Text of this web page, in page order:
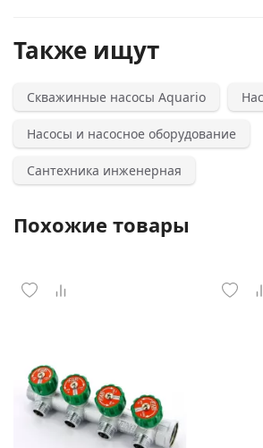
Также ищут
Скважинные насосы Aquario
Насосы и насосное оборудование
Сантехника инженерная
Похожие товары